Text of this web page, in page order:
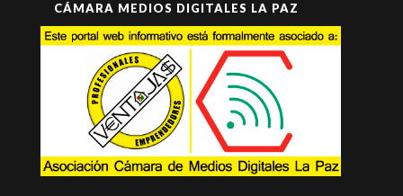
CÁMARA MEDIOS DIGITALES LA PAZ